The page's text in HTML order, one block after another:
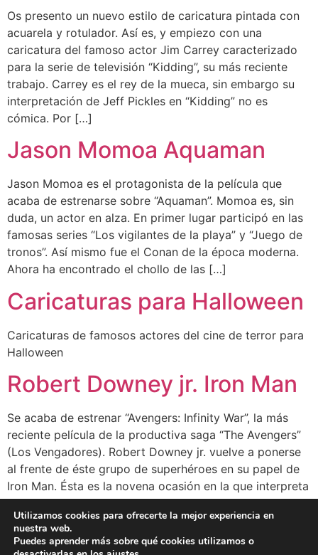
Os presento un nuevo estilo de caricatura pintada con
acuarela y rotulador. Así es, y empiezo con una
caricatura del famoso actor Jim Carrey caracterizado
para la serie de televisión “Kidding”, su más reciente
trabajo. Carrey es el rey de la mueca, sin embargo su
interpretación de Jeff Pickles en “Kidding” no es
cómica. Por […]
Jason Momoa Aquaman
Jason Momoa es el protagonista de la película que
acaba de estrenarse sobre “Aquaman”. Momoa es, sin
duda, un actor en alza. En primer lugar participó en las
famosas series “Los vigilantes de la playa” y “Juego de
tronos”. Así mismo fue el Conan de la época moderna.
Ahora ha encontrado el chollo de las […]
Caricaturas para Halloween
Caricaturas de famosos actores del cine de terror para
Halloween
Robert Downey jr. Iron Man
Se acaba de estrenar “Avengers: Infinity War”, la más
reciente película de la productiva saga “The Avengers”
(Los Vengadores). Robert Downey jr. vuelve a ponerse
al frente de éste grupo de superhéroes en su papel de
Iron Man. Ésta es la novena ocasión en la que interpreta
al hombre de hierro de la Marvel. Celebramos […]
Utilizamos cookies para ofrecerte la mejor experiencia en
nuestra web.
Puedes aprender más sobre qué cookies utilizamos o